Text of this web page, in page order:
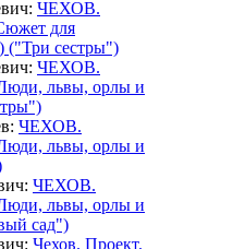
: ЧЕХОВ.
для
("Три сестры")
: ЧЕХОВ.
львы, орлы и
: ЧЕХОВ.
львы, орлы и
: ЧЕХОВ.
львы, орлы и
сад")
: Чехов. Проект.